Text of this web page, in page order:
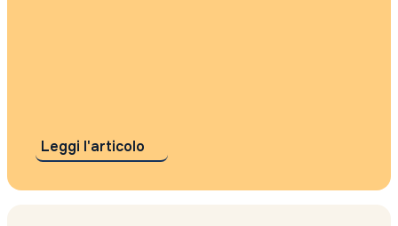
Leggi l'articolo